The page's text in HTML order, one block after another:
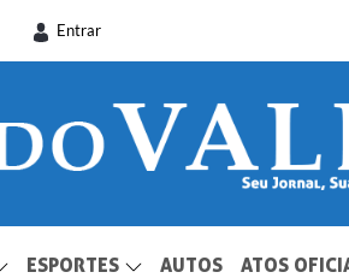
Entrar
ESPORTES AUTOS ATOS